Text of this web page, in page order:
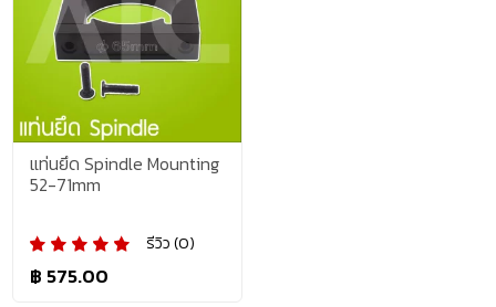
แท่นยึด Spindle Mounting
52-71mm
รีวิว (0)
฿ 575.00